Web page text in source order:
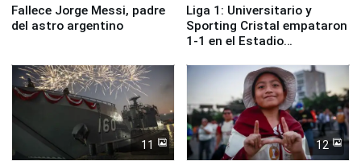
Fallece Jorge Messi, padre
del astro argentino
Liga 1: Universitario y
Sporting Cristal empataron
1-1 en el Estadio
11 12